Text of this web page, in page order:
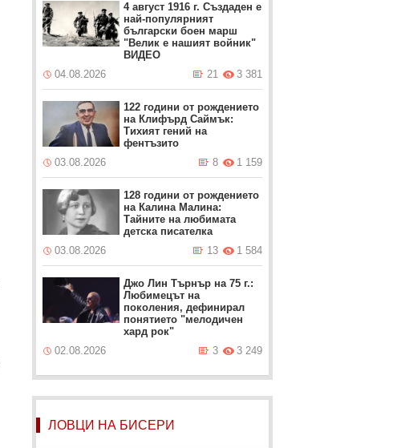
4 август 1916 г. Създаден е
най-популярният
български боен марш
"Велик е нашият войник"
ВИДЕО
04.08.2026
3 381
21
122 години от рождението
на Клифърд Саймък:
Тихият гений на
фентъзито
03.08.2026
1 159
8
128 години от рождението
на Калина Малина:
Тайните на любимата
детска писателка
03.08.2026
1 584
13
Джо Лин Търнър на 75 г.:
Любимецът на
поколения, дефинирал
понятието "мелодичен
хард рок"
02.08.2026
3 249
3
ЛОВЦИ НА БИСЕРИ